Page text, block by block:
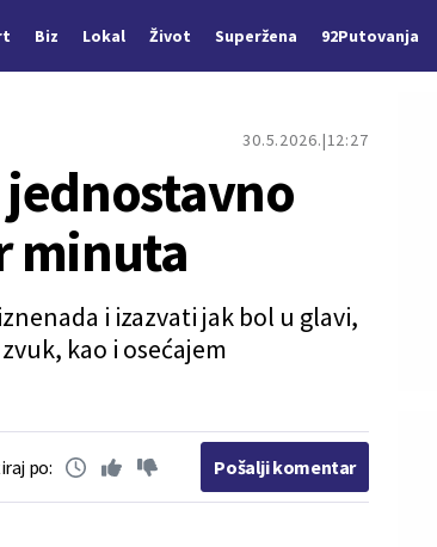
Biz Lokal Život Superžena 92Putovanja
30.5.2026. 12:27
jednostavno
minuta
i izazvati jak bol u glavi,
kao i osećajem
po: Pošalji komentar